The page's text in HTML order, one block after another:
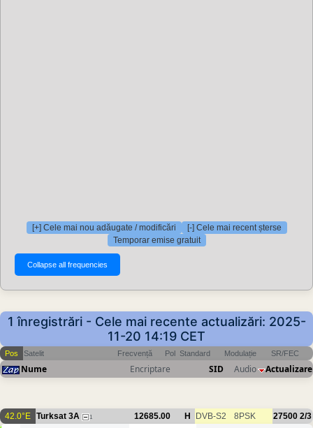
[+] Cele mai nou adăugate / modificări
[-] Cele mai recent șterse
Temporar emise gratuit
1 înregistrări - Cele mai recente actualizări: 2025-
11-20 14:19 CET
Pos Satelit Frecvență Pol Standard Modulație SR/FEC
Nume Encriptare SID Audio Actualizare
42.0°E Turksat 3A 1 12685.00 H DVB-S2 8PSK 27500 2/3